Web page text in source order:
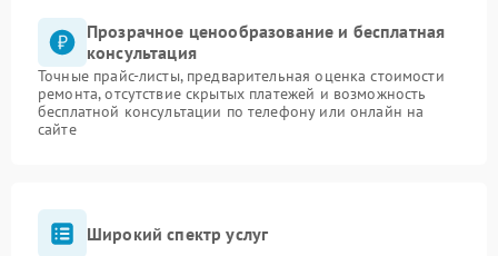
Прозрачное ценообразование и бесплатная
консультация
Точные прайс-листы, предварительная оценка стоимости
ремонта, отсутствие скрытых платежей и возможность
бесплатной консультации по телефону или онлайн на
сайте
Широкий спектр услуг